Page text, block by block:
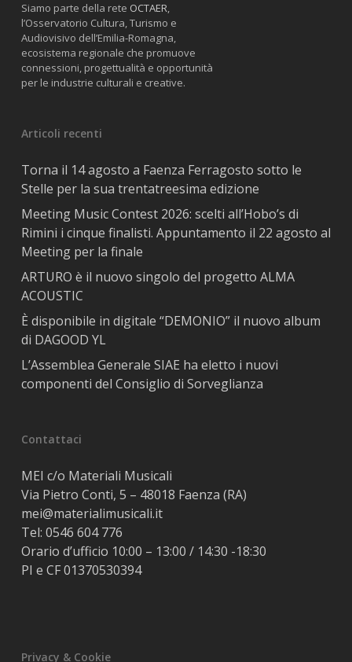
Siamo parte della rete OCTAER,
l’Osservatorio Cultura, Turismo e
Audiovisivo dell’Emilia-Romagna,
ecosistema regionale che promuove
connessioni, progettualità e opportunità
per le industrie culturali e creative.
Articoli recenti
Torna il 14 agosto a Faenza Ferragosto sotto le
Stelle per la sua trentatreesima edizione
Meeting Music Contest 2026: scelti all’Hobo’s di
Rimini i cinque finalisti. Appuntamento il 22 agosto al
Meeting per la finale
ARTURO è il nuovo singolo del progetto ALMA
ACOUSTIC
È disponibile in digitale “DEMONIO” il nuovo album
di DAGOOD YL
L’Assemblea Generale SIAE ha eletto i nuovi
componenti del Consiglio di Sorveglianza
Contattaci
MEI c/o Materiali Musicali
Via Pietro Conti, 5 – 48018 Faenza (RA)
mei@materialimusicali.it
Tel: 0546 604 776
Orario d’ufficio 10:00 – 13:00 / 14:30 -18:30
PI e CF 01370530394
Privacy & Cookie